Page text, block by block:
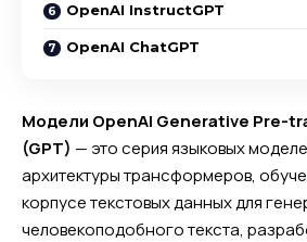
OpenAI InstructGPT
OpenAI ChatGPT
Модели OpenAI Generative Pre-
(GPT) — это серия языковых
архитектуры трансформеров,
корпусе текстовых данных для
человекоподобного текста,